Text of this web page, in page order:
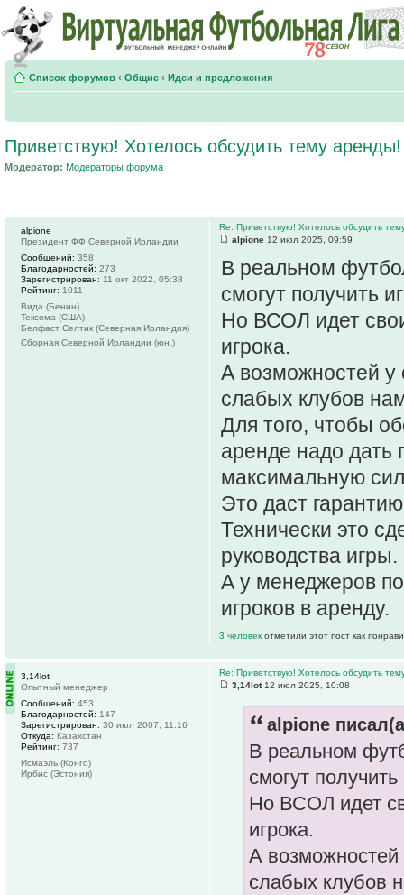
Список форумов ‹ Общие ‹ Идеи и предложения
Приветствую! Хотелось обсудить тему аренды!
Модератор: Модераторы форума
Re: Приветствую! Хотелось обсудить
alpione 12 июл 2025, 09:59
В реальном
смогут получить
Но ВСОЛ идет
игрока.
А возможностей у
слабых клубов
Для того, чтобы
аренде надо дать
максимальную
Это даст
Технически это
руководства игры.
А у менеджеров
игроков в аренду.
3 человек отметили этот пост как
alpione
Президент ФФ Северной Ирландии
Сообщений: 358
Благодарностей: 273
Зарегистрирован: 11 окт 2022, 05:38
Рейтинг: 1011
Вида (Бенин)
Тексома (США)
Белфаст Селтик (Северная Ирландия)
Сборная Северной Ирландии (юн.)
Re: Приветствую! Хотелось обсудить
3,14lot12 июл 2025, 10:08
alpione
В реальном
смогут
Но ВСОЛ идет
игрока.
А возможностей
слабых клубов
3,14lot
Опытный менеджер
Сообщений: 453
Благодарностей: 147
Зарегистрирован: 30 июл 2007, 11:16
Откуда: Казахстан
Рейтинг: 737
Исмаэль (Конго)
Ирбис (Эстония)